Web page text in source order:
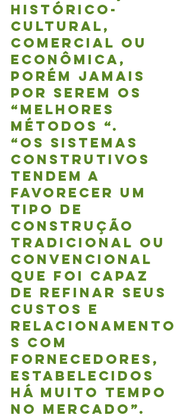
histórico-
cultural,
comercial ou
econômica,
porém jamais
por serem os
“melhores
métodos “.
“Os sistemas
construtivos
tendem a
favorecer um
tipo de
construção
tradicional ou
convencional
que foi capaz
de refinar seus
custos e
relacionamento
s com
fornecedores,
estabelecidos
há muito tempo
no mercado”.